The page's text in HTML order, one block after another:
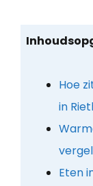
Hoe
in
Eten